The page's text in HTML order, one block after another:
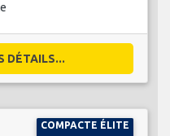
DÉTAILS...
COMPACTE ÉLITE